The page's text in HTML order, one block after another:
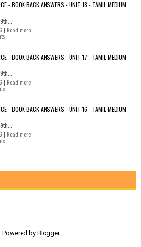
- BOOK BACK ANSWERS - UNIT 18 - TAMIL MEDIUM
| Read more
- BOOK BACK ANSWERS - UNIT 17 - TAMIL MEDIUM
| Read more
- BOOK BACK ANSWERS - UNIT 16 - TAMIL MEDIUM
| Read more
Powered by Blogger.